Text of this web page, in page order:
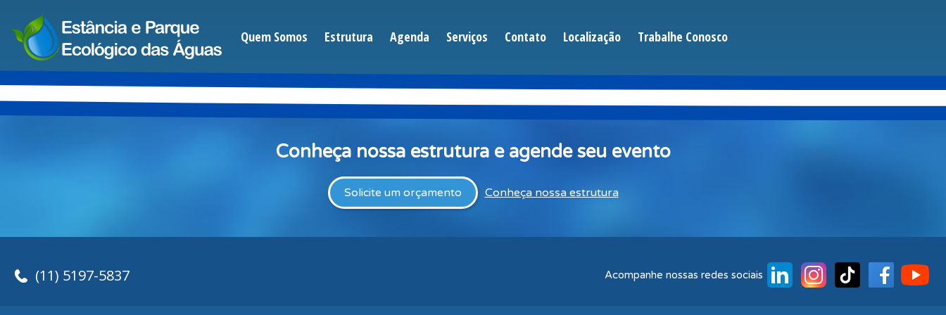
Quem Somos Estrutura Agenda Serviços Contato Localização Trabalhe Conosco
Conheça nossa estrutura e agende seu evento
Solicite um orçamento Conheça nossa estrutura
(11) 5197-5837 Acompanhe nossas redes sociais